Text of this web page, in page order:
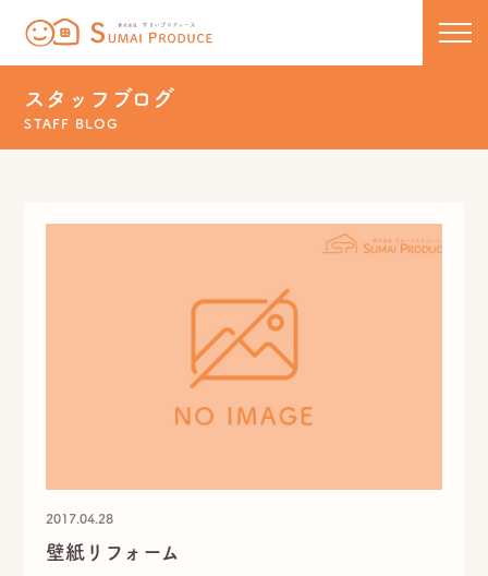
コンセプト
新築
50代からのセカンドライフ
リフォーム実績一覧
新着情報・イベント
お問い合わせ
エア断
スタッフブログ
STAFF BLOG
2017.04.28
壁紙リフォーム